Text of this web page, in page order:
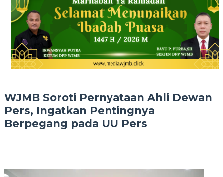
WJMB Soroti Pernyataan Ahli Dewan
Pers, Ingatkan Pentingnya
Berpegang pada UU Pers